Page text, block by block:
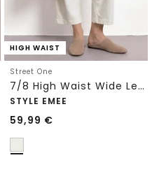
HIGH WAIST
Street One
7/8 High Waist Wide Leg Jeans im Loose Fit
STYLE EMEE
59,99 €